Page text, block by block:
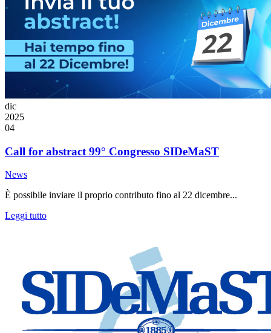
dic
2025
04
Call for abstract 99° Congresso SIDeMaST
News
È possibile inviare il proprio contributo fino al 22 dicembre...
Leggi tutto